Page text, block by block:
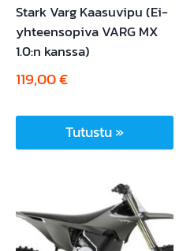
Stark Varg Kaasuvipu (Ei-
yhteensopiva VARG MX
1.0:n kanssa)
119,00€
Tutustu »